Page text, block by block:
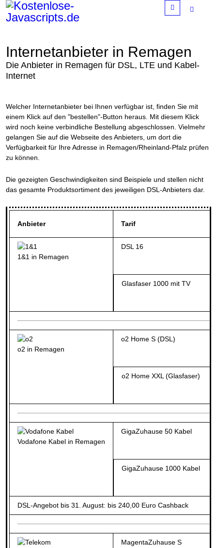
Menu
Internetanbieter in Remagen
Die Anbieter in Remagen für DSL, LTE und Kabel-
Internet
Welcher Internetanbieter bei Ihnen verfügbar ist, finden Sie mit
einem Klick auf den "bestellen"-Button heraus. Mit diesem Klick
wird noch keine verbindliche Bestellung abgeschlossen. Vielmehr
gelangen Sie auf die Webseite des Anbieters, um dort die
Verfügbarkeit für Ihre Adresse in Remagen/Rheinland-Pfalz prüfen
zu können.
Die gezeigten Geschwindigkeiten sind Beispiele und stellen nicht
das gesamte Produktsortiment des jeweiligen DSL-Anbieters dar.
Anbieter Tarif
1&1 in Remagen
DSL 16
Glasfaser 1000 mit TV
o2 in Remagen
o2 Home S (DSL)
o2 Home XXL (Glasfaser)
Vodafone Kabel in Remagen
GigaZuhause 50 Kabel
GigaZuhause 1000 Kabel
DSL-Angebot bis 31. August: bis 240,00 Euro Cashback
MagentaZuhause S